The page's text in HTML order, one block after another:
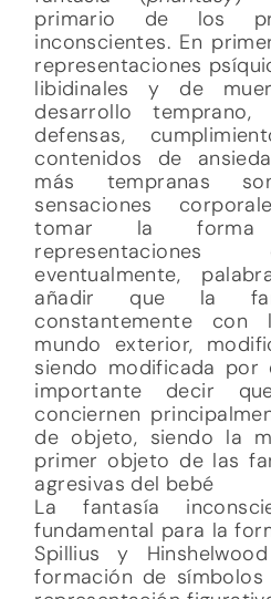
primario de los
inconscientes. En
representaciones
libidinales y de
desarrollo
defensas,
contenidos de
más tempranas
sensaciones
tomar la forma
eventualmente,
añadir que la
constantemente
mundo exterior,
siendo modificada por
importante decir
conciernen
de objeto, siendo la
primer objeto de las
agresivas del bebé
La fantasía
fundamental para la
Spillius y
formación de